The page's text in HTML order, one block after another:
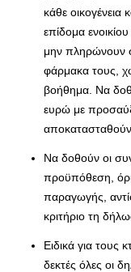
κάθε οικογένεια
επίδομα
μην πληρώνουν
φάρμακα τους,
βοήθημα. Να
ευρώ με
αποκατασταθούν
Να δοθούν οι
προϋπόθεση,
παραγωγής,
κριτήριο τη
Ειδικά για τους
δεκτές όλες οι